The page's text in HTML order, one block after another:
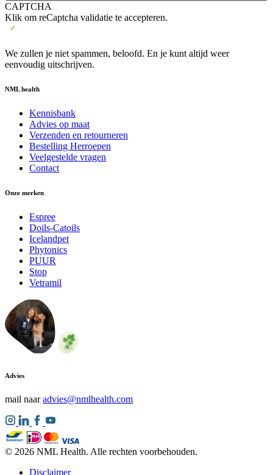
CAPTCHA
Klik om reCaptcha validatie te accepteren.
We zullen je niet spammen, beloofd. En je kunt altijd weer
eenvoudig uitschrijven.
NML health
Kennisbank
Advies op maat
Verzenden en retourneren
Bestelling Herroepen
Veelgestelde vragen
Contact
Onze merken
Espree
Doils-Catoils
Icelandpet
Phytonics
PUUR
Stop
Vetramil
Advies
mail naaradvies@nmlhealth.com
© 2026 NML Health. Alle rechten voorbehouden.
Disclaimer